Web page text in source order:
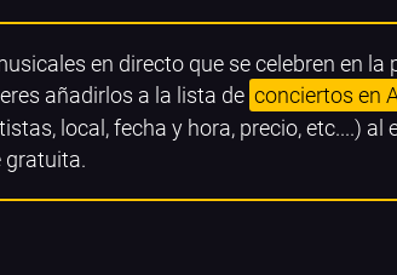
en directo que se celebren en
añadirlos a la lista de conciertos en
local, fecha y hora, precio, etc....) al
gratuita.